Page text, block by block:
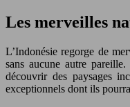
Les merveilles
L’Indonésie regorge de
sans aucune autre
découvrir des paysages
exceptionnels dont ils